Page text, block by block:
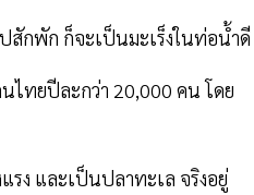
สักพัก ก็จะเป็นมะเร็งในท่อน้ำดี
ไทยปีละกว่า 20,000 คน โดย
ง และเป็นปลาทะเล จริงอยู่